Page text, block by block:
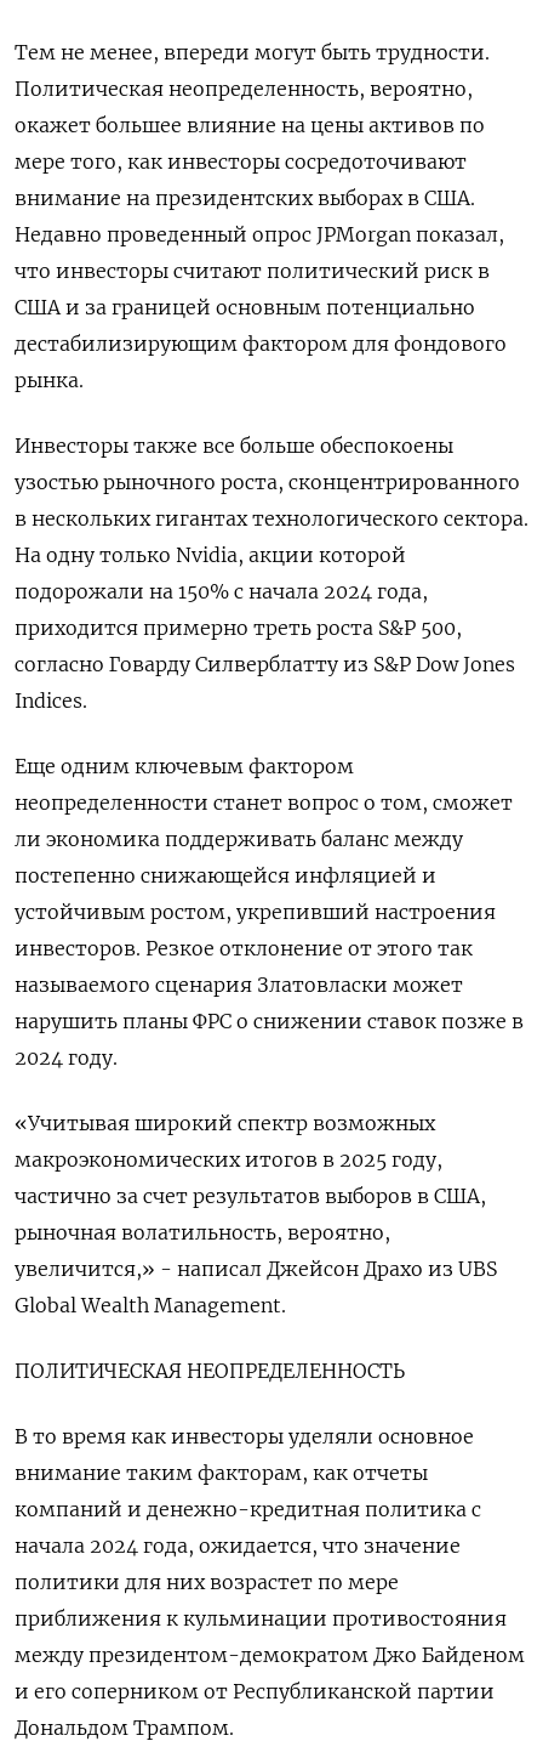
Тем не менее, впереди могут быть трудности.
Политическая неопределенность, вероятно,
окажет большее влияние на цены активов по
мере того, как инвесторы сосредоточивают
внимание на президентских выборах в США.
Недавно проведенный опрос JPMorgan показал,
что инвесторы считают политический риск в
США и за границей основным потенциально
дестабилизирующим фактором для фондового
рынка.
Инвесторы также все больше обеспокоены
узостью рыночного роста, сконцентрированного
в нескольких гигантах технологического сектора.
На одну только Nvidia, акции которой
подорожали на 150% с начала 2024 года,
приходится примерно треть роста S&P 500,
согласно Говарду Силверблатту из S&P Dow Jones
Indices.
Еще одним ключевым фактором
неопределенности станет вопрос о том, сможет
ли экономика поддерживать баланс между
постепенно снижающейся инфляцией и
устойчивым ростом, укрепивший настроения
инвесторов. Резкое отклонение от этого так
называемого сценария Златовласки может
нарушить планы ФРС о снижении ставок позже в
2024 году.
«Учитывая широкий спектр возможных
макроэкономических итогов в 2025 году,
частично за счет результатов выборов в США,
рыночная волатильность, вероятно,
увеличится,» - написал Джейсон Драхо из UBS
Global Wealth Management.
ПОЛИТИЧЕСКАЯ НЕОПРЕДЕЛЕННОСТЬ
В то время как инвесторы уделяли основное
внимание таким факторам, как отчеты
компаний и денежно-кредитная политика с
начала 2024 года, ожидается, что значение
политики для них возрастет по мере
приближения к кульминации противостояния
между президентом-демократом Джо Байденом
и его соперником от Республиканской партии
Дональдом Трампом.